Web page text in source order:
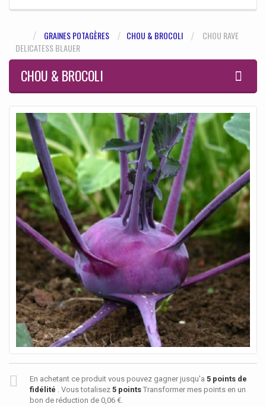
GRAINES POTAGÈRES CHOU & BROCOLI
CHOU RAVE
DELICATESS BLAUER
CHOU & BROCOLI
En achetant ce produit vous pouvez gagner jusqu'a 5 points de
fidélité . Vous totalisez 5 points Transformer mes points en un
bon de réduction de 0,06 €.